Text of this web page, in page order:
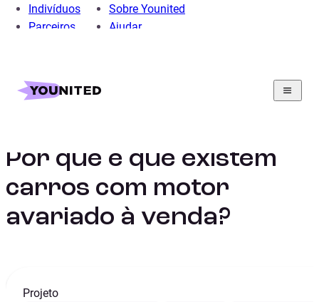
Indivíduos
Parceiros
Sobre Younited
Ajudar
Home
Guia
Por que é que existem carros com motor avariado à
Por que é que existem
carros com motor
avariado à venda?
Projeto